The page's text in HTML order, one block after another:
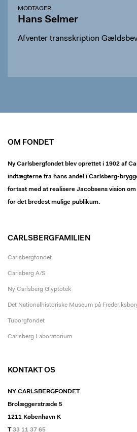
MODTAGER
Hans Selmer
Afventer transskription
OM FONDET
Ny Carlsbergfondet blev oprettet i 1902 af
indtægterne fra hans andel i Carlsberg-
fortsat med at realisere Jacobsens vision
for det bredest mulige publikum.
CARLSBERGFAMILIEN
Carlsbergfondet
Carlsberg A/S
Ny Carlsberg Glyptotek
Det Nationalhistoriske Museum på
Tuborgfondet
Carlsberg Laboratorium
KONTAKT OS
NY CARLSBERGFONDET
Brolæggerstræde 5
1211 København K
T33 11 37 65